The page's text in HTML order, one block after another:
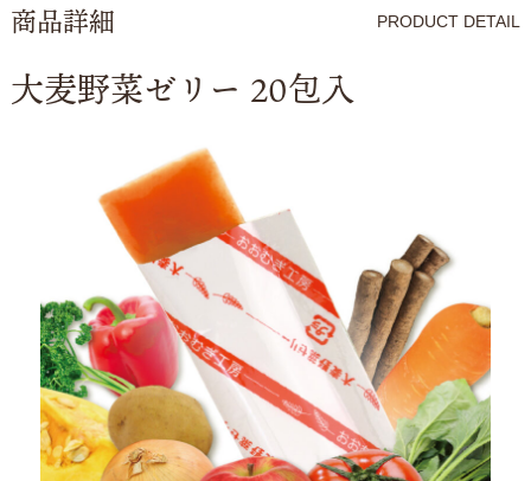
商品詳細 PRODUCT DETAIL
大麦野菜ゼリー 20包入